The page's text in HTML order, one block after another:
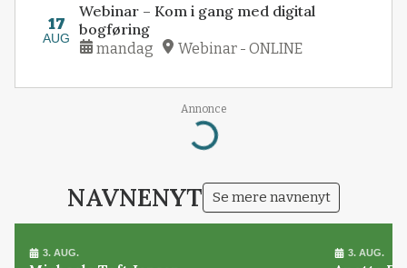
17
AUG
Webinar – Kom i gang med digital
bogføring
mandag Webinar - ONLINE
Annonce
Loading...
NAVNENYT Se mere navnenyt
3. AUG. 3. AUG.